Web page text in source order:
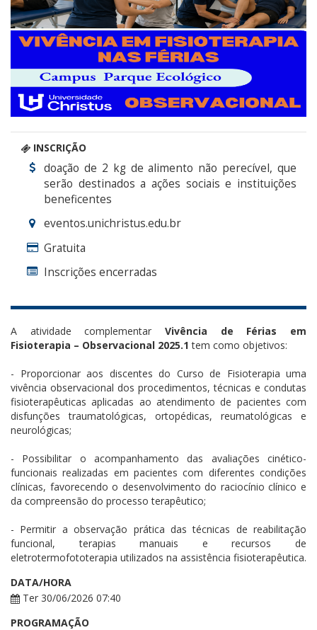
INSCRIÇÃO
doação de 2 kg de alimento não perecível, que
serão destinados a ações sociais e instituições
beneficentes
eventos.unichristus.edu.br
Gratuita
Inscrições encerradas
A atividade complementar Vivência de Férias em
Fisioterapia – Observacional 2025.1 tem como objetivos:
- Proporcionar aos discentes do Curso de Fisioterapia uma
vivência observacional dos procedimentos, técnicas e condutas
fisioterapêuticas aplicadas ao atendimento de pacientes com
disfunções traumatológicas, ortopédicas, reumatológicas e
neurológicas;
- Possibilitar o acompanhamento das avaliações cinético-
funcionais realizadas em pacientes com diferentes condições
clínicas, favorecendo o desenvolvimento do raciocínio clínico e
da compreensão do processo terapêutico;
- Permitir a observação prática das técnicas de reabilitação
funcional, terapias manuais e recursos de
eletrotermofototerapia utilizados na assistência fisioterapêutica.
DATA/HORA
Ter 30/06/2026 07:40
PROGRAMAÇÃO